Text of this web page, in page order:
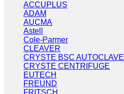
ACCUPLUS
ADAM
AUCMA
Astell
Cole-Parmer
CLEAVER
CRYSTE BSC AUTOCLAVE
CRYSTE CENTRIFUGE
EUTECH
FREUND
FRITSCH